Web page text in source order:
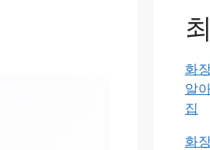
화
알
집
화